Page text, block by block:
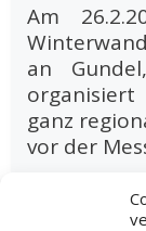
Am
an
organisiert
ganz
vor der